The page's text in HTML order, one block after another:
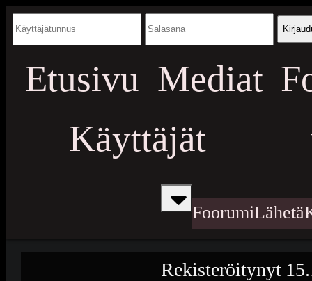
Etusivu Mediat
Käyttäjät
FoorumiLähetä
Rekisteröitynyt